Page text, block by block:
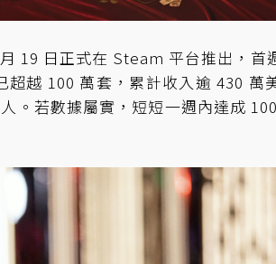
19 日正式在 Steam 平台推出，首
越 100 萬套，累計收入逾 430 萬
。若數據屬實，短短一週內達成